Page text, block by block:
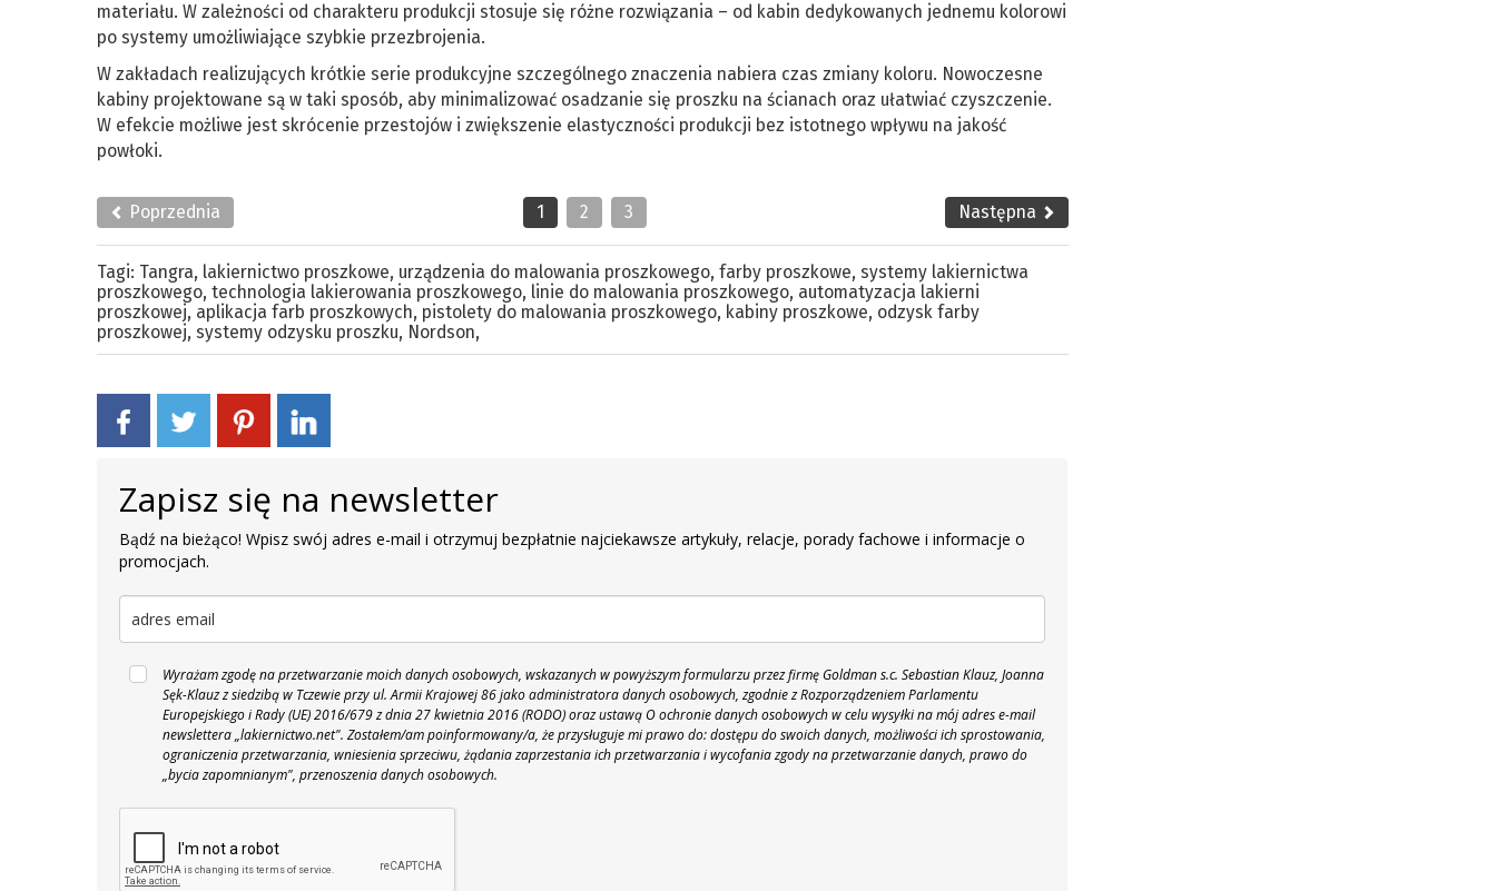
materiału. W zależności od charakteru produkcji stosuje się różne rozwiązania – od kabin dedykowanych jednemu kolorowi
po systemy umożliwiające szybkie przezbrojenia.
W zakładach realizujących krótkie serie produkcyjne szczególnego znaczenia nabiera czas zmiany koloru. Nowoczesne
kabiny projektowane są w taki sposób, aby minimalizować osadzanie się proszku na ścianach oraz ułatwiać czyszczenie.
W efekcie możliwe jest skrócenie przestojów i zwiększenie elastyczności produkcji bez istotnego wpływu na jakość
powłoki.
Poprzednia 1 2 3 Następna
Tagi: Tangra, lakiernictwo proszkowe, urządzenia do malowania proszkowego, farby proszkowe, systemy lakiernictwa
proszkowego, technologia lakierowania proszkowego, linie do malowania proszkowego, automatyzacja lakierni
proszkowej, aplikacja farb proszkowych, pistolety do malowania proszkowego, kabiny proszkowe, odzysk farby
proszkowej, systemy odzysku proszku, Nordson,
Zapisz się na newsletter
Bądź na bieżąco! Wpisz swój adres e-mail i otrzymuj bezpłatnie najciekawsze artykuły, relacje, porady fachowe i informacje o
promocjach.
Wyrażam zgodę na przetwarzanie moich danych osobowych, wskazanych w powyższym formularzu przez firmę Goldman s.c. Sebastian Klauz, Joanna
Sęk-Klauz z siedzibą w Tczewie przy ul. Armii Krajowej 86 jako administratora danych osobowych, zgodnie z Rozporządzeniem Parlamentu
Europejskiego i Rady (UE) 2016/679 z dnia 27 kwietnia 2016 (RODO) oraz ustawą O ochronie danych osobowych w celu wysyłki na mój adres e-mail
newslettera „lakiernictwo.net". Zostałem/am poinformowany/a, że przysługuje mi prawo do: dostępu do swoich danych, możliwości ich sprostowania,
ograniczenia przetwarzania, wniesienia sprzeciwu, żądania zaprzestania ich przetwarzania i wycofania zgody na przetwarzanie danych, prawo do
„bycia zapomnianym", przenoszenia danych osobowych.